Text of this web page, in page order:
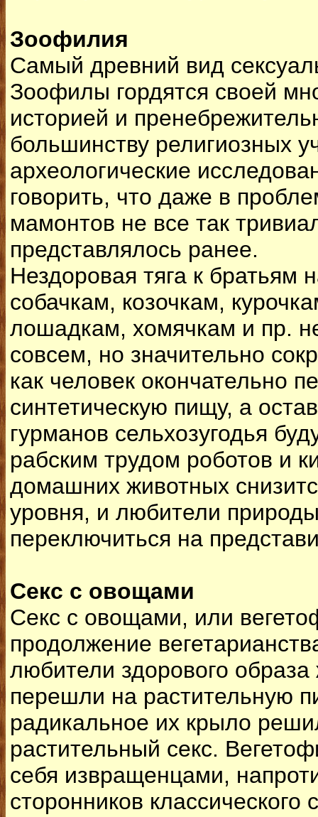
Зоофилия
Самый древний вид
Зоофилы гордятся своей
историей и
большинству религиозных
археологические
говорить, что даже в
мамонтов не все так
представлялось ранее.
Нездоровая тяга к
собачкам, козочкам,
лошадкам, хомячкам и пр.
совсем, но значительно
как человек окончательно
синтетическую пищу, а
гурманов сельхозугодья
рабским трудом роботов и
домашних животных
уровня, и любители
переключиться на
Секс с овощами
Секс с овощами, или
продолжение
любители здорового
перешли на растительную
радикальное их крыло
растительный секс.
себя извращенцами,
сторонников